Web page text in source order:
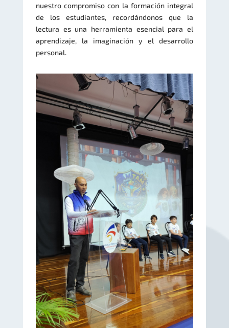
nuestro compromiso con la formación integral
de los estudiantes, recordándonos que la
lectura es una herramienta esencial para el
aprendizaje, la imaginación y el desarrollo
personal.